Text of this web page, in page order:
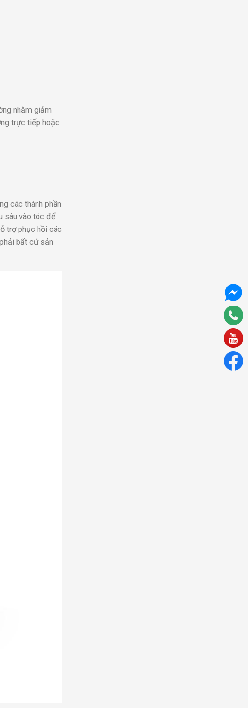
nhằm giảm
trực tiếp hoặc
các thành phần
sâu vào tóc để
trợ phục hồi các
bất cứ sản